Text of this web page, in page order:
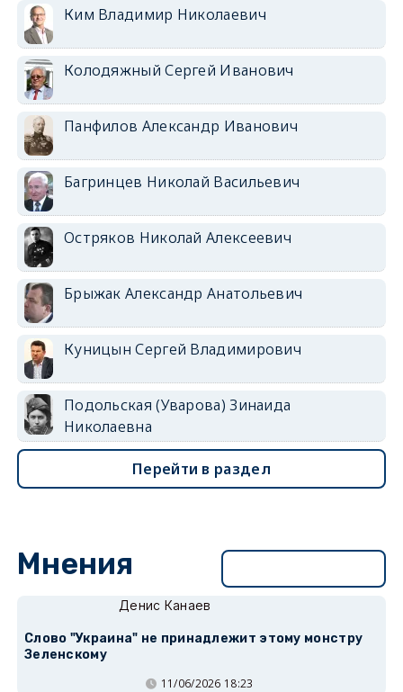
Ким Владимир Николаевич
Колодяжный Сергей Иванович
Панфилов Александр Иванович
Багринцев Николай Васильевич
Остряков Николай Алексеевич
Брыжак Александр Анатольевич
Куницын Сергей Владимирович
Подольская (Уварова) Зинаида
Николаевна
Перейти в раздел
Мнения
Денис Канаев
Слово "Украина" не принадлежит этому монстру
Зеленскому
11/06/2026 18:23